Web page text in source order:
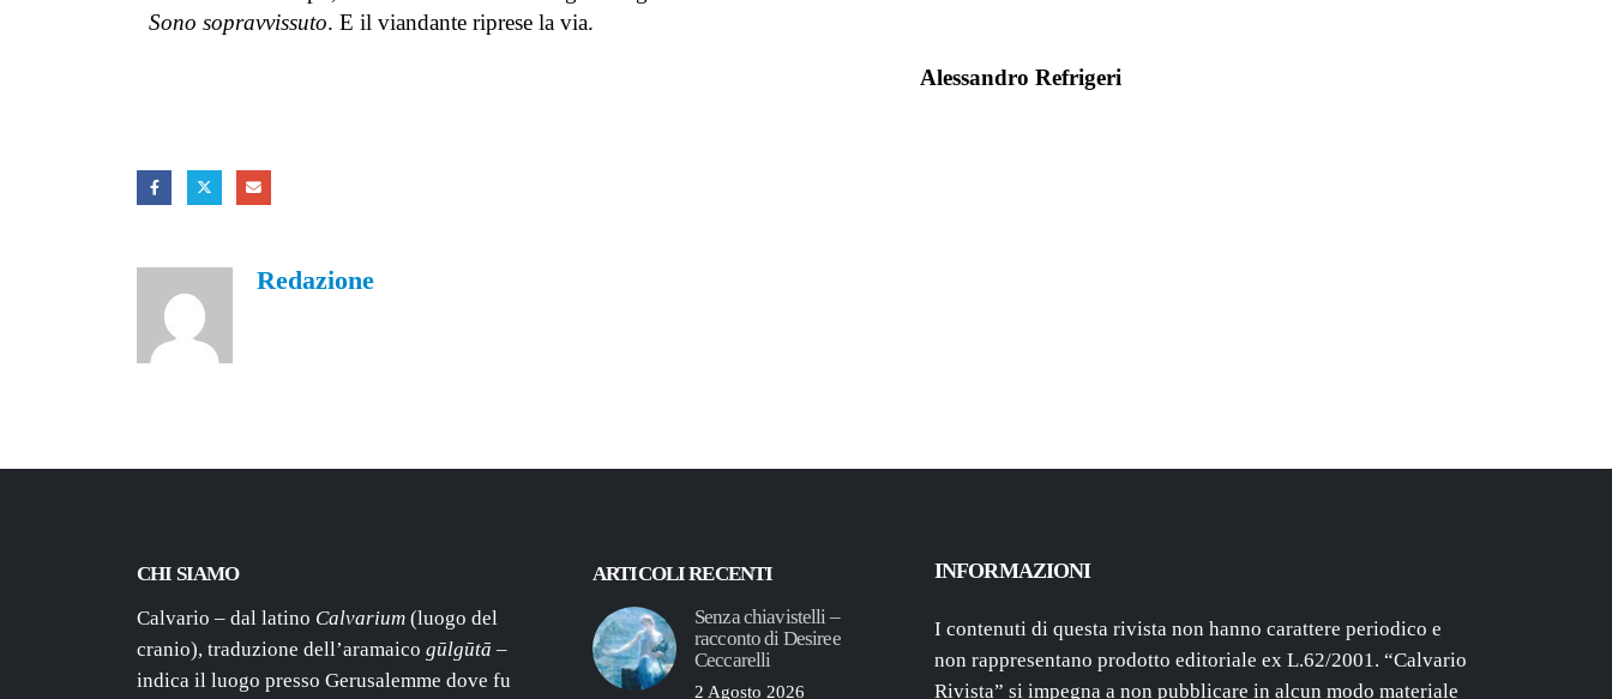
Sono sopravvissuto. E il viandante riprese la via.
Alessandro Refrigeri
Redazione
CHI SIAMO
Calvario – dal latino Calvarium (luogo del
cranio), traduzione dell’aramaico gūlgūtā –
indica il luogo presso Gerusalemme dove fu
ARTICOLI RECENTI
Senza chiavistelli –
racconto di Desiree
Ceccarelli
2 Agosto 2026
INFORMAZIONI
I contenuti di questa rivista non hanno carattere periodico e
non rappresentano prodotto editoriale ex L.62/2001. “Calvario
Rivista” si impegna a non pubblicare in alcun modo materiale